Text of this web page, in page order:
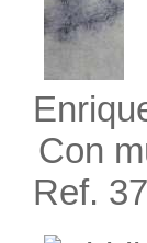
Con
Ref.